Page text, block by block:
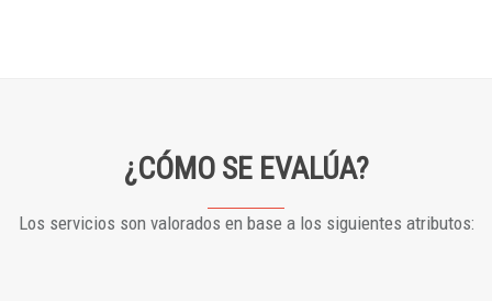
¿CÓMO SE EVALÚA?
Los servicios son valorados en base a los siguientes atributos: